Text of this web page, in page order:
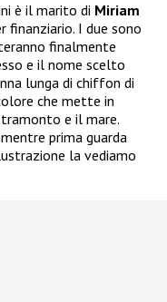
è il marito di Miriam
finanziario. I due sono
finalmente
e il nome scelto
lunga di chiffon di
che mette in
e il mare.
prima guarda
la vediamo